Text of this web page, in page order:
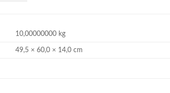
10,00000000 kg
49,5 × 60,0 × 14,0 cm